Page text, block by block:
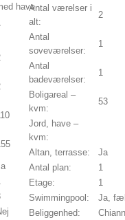
haveAntal værelser i
alt:
2
Antal
soveværelser:
1
Antal
badeværelser:
1
Boligareal –
kvm:
53
Jord, have –
kvm:
Altan, terrasse:
Ja
Antal plan:
1
Etage:
1
Swimmingpool:
Ja,
Beliggenhed: